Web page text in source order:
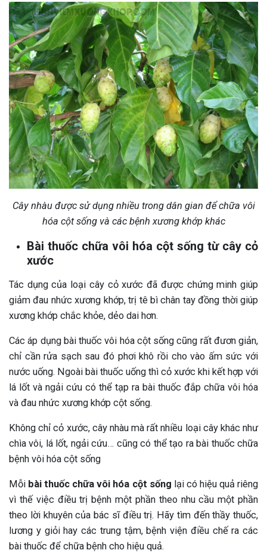
Cây nhàu được sử dụng nhiều trong dân gian để chữa vôi
hóa cột sống và các bệnh xương khớp khác
Bài thuốc chữa vôi hóa cột sống từ cây cỏ
xước
Tác dụng của loại cây cỏ xước đã được chứng minh giúp
giảm đau nhức xương khớp, trị tê bì chân tay đồng thời giúp
xương khớp chắc khỏe, dẻo dai hơn.
Các áp dụng bài thuốc vôi hóa cột sống cũng rất đươn giản,
chỉ cần rửa sạch sau đó phơi khô rồi cho vào ấm sức với
nước uống. Ngoài bài thuốc uống thì cỏ xước khi kết hợp với
lá lốt và ngải cứu có thể tạp ra bài thuốc đắp chữa vôi hóa
và đau nhức xương khớp cột sống.
Không chỉ cỏ xước, cây nhàu mà rất nhiều loại cây khác như
chìa vôi, lá lốt, ngải cứu… cũng có thể tạo ra bài thuốc chữa
bệnh vôi hóa cột sống
Mỗi bài thuốc chữa vôi hóa cột sống lại có hiệu quả riêng
vì thế việc điều trị bệnh một phần theo nhu cầu một phần
theo lời khuyên của bác sĩ điều trị. Hãy tìm đến thầy thuốc,
lương y giỏi hay các trung tậm, bệnh viện điều chế ra các
bài thuốc để chữa bệnh cho hiệu quả.